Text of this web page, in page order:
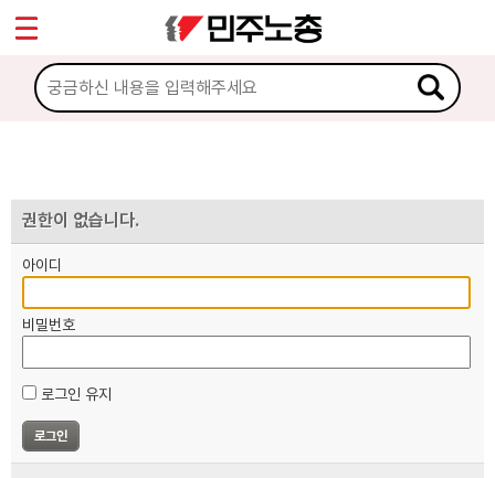
권한이 없습니다.
아이디
비밀번호
로그인 유지
마이페이지
소개
노동상담
자료
부설기관
업무